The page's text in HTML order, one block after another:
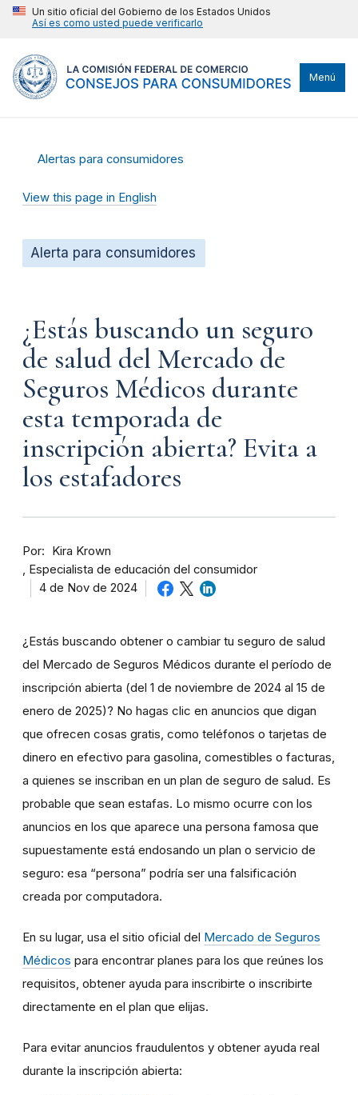
Un sitio oficial del Gobierno de los Estados Unidos
Así es como usted puede verificarlo
Menú
Alertas para consumidores
View this page in English
Alerta para consumidores
¿Estás buscando un seguro
de salud del Mercado de
Seguros Médicos durante
esta temporada de
inscripción abierta? Evita a
los estafadores
Por
Kira Krown
Especialista de educación del consumidor
4 de Nov de 2024
¿Estás buscando obtener o cambiar tu seguro de salud
del Mercado de Seguros Médicos durante el período de
inscripción abierta (del 1 de noviembre de 2024 al 15 de
enero de 2025)? No hagas clic en anuncios que digan
que ofrecen cosas gratis, como teléfonos o tarjetas de
dinero en efectivo para gasolina, comestibles o facturas,
a quienes se inscriban en un plan de seguro de salud. Es
probable que sean estafas. Lo mismo ocurre con los
anuncios en los que aparece una persona famosa que
supuestamente está endosando un plan o servicio de
seguro: esa “persona” podría ser una falsificación
creada por computadora.
En su lugar, usa el sitio oficial del Mercado de Seguros
Médicos para encontrar planes para los que reúnes los
requisitos, obtener ayuda para inscribirte o inscribirte
directamente en el plan que elijas.
Para evitar anuncios fraudulentos y obtener ayuda real
durante la inscripción abierta: